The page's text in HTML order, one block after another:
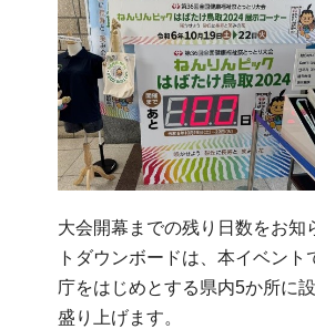
大会開幕までの残り日数をお知
トダウンボードは、本イベント
庁をはじめとする県内5か所に
盛り上げます。